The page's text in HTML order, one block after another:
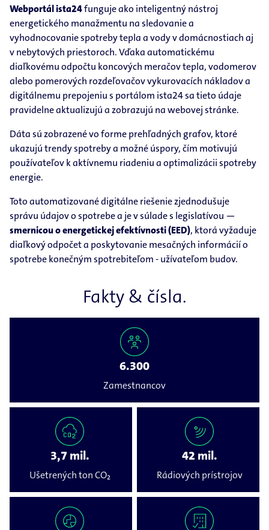
Webportál ista24funguje ako inteligentný nástroj
energetického manažmentu na sledovanie a
vyhodnocovanie spotreby tepla a vody v domácnostiach aj
v nebytových priestoroch. Vďaka automatickému
diaľkovému odpočtu koncových meračov tepla, vodomerov
alebo pomerových rozdeľovačov vykurovacích nákladov a
digitálnemu prepojeniu s portálom ista24 sa tieto údaje
pravidelne aktualizujú a zobrazujú na webovej stránke.
Dáta sú zobrazené vo forme prehľadných grafov, ktoré
ukazujú trendy spotreby a možné úspory, čím motivujú
používateľov k aktívnemu riadeniu a optimalizácii spotreby
energie.
Toto automatizované digitálne riešenie zjednodušuje
správu údajov o spotrebe a je v súlade s legislatívou —
smernicou o energetickej efektívnosti (EED), ktorá vyžaduje
diaľkový odpočet a poskytovanie mesačných informácií o
spotrebe konečným spotrebiteľom - užívateľom budov.
Fakty & čísla.
6.300
Zamestnancov
3,7 mil.
Ušetrených ton CO₂
42 mil.
Rádiových prístrojov